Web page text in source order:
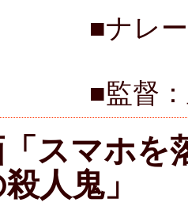
■ナレ
■監督
スマホを
人鬼」